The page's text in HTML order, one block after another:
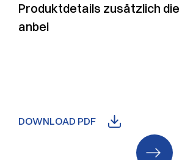
Produktdetails zusätzlich
anbei
DOWNLOAD PDF